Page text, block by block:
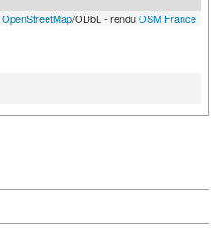
OpenStreetMap/ODbL - renduOSM France